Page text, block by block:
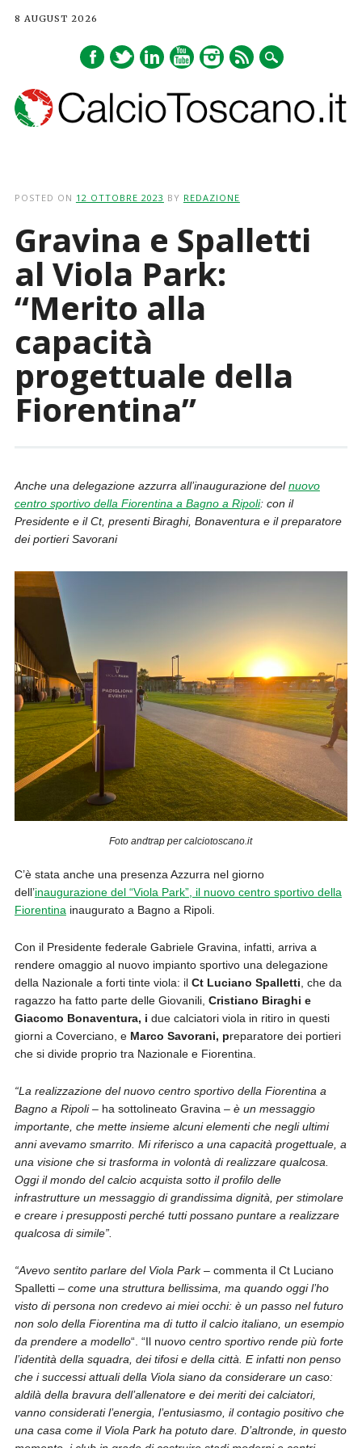
8 AUGUST 2026
POSTED ON 12 OTTOBRE 2023 BY REDAZIONE
Gravina e Spalletti
al Viola Park:
“Merito alla
capacità
progettuale della
Fiorentina”
Anche una delegazione azzurra all’inaugurazione delnuovo
centro sportivo della Fiorentina a Bagno a Ripoli: con il
Presidente e il Ct, presenti Biraghi, Bonaventura e il preparatore
dei portieri Savorani
Foto andtrap per calciotoscano.it
C’è stata anche una presenza Azzurra nel giorno
dell’inaugurazione del “Viola Park”, il nuovo centro sportivo della
Fiorentinainaugurato a Bagno a Ripoli.
Con il Presidente federale Gabriele Gravina, infatti, arriva a
rendere omaggio al nuovo impianto sportivo una delegazione
della Nazionale a forti tinte viola: il Ct Luciano Spalletti, che da
ragazzo ha fatto parte delle Giovanili, Cristiano Biraghi e
Giacomo Bonaventura, i due calciatori viola in ritiro in questi
giorni a Coverciano, e Marco Savorani, preparatore dei portieri
che si divide proprio tra Nazionale e Fiorentina.
“La realizzazione del nuovo centro sportivo della Fiorentina a
Bagno a Ripoli– ha sottolineato Gravina – è un messaggio
importante, che mette insieme alcuni elementi che negli ultimi
anni avevamo smarrito. Mi riferisco a una capacità progettuale, a
una visione che si trasforma in volontà di realizzare qualcosa.
Oggi il mondo del calcio acquista sotto il profilo delle
infrastrutture un messaggio di grandissima dignità, per stimolare
e creare i presupposti perché tutti possano puntare a realizzare
qualcosa di simile”.
“Avevo sentito parlare del Viola Park– commenta il Ct Luciano
Spalletti – come una struttura bellissima, ma quando oggi l’ho
visto di persona non credevo ai miei occhi: è un passo nel futuro
non solo della Fiorentina ma di tutto il calcio italiano, un esempio
da prendere a modello“. “Il nuovo centro sportivo rende più forte
l’identità della squadra, dei tifosi e della città. E infatti non penso
che i successi attuali della Viola siano da considerare un caso:
aldilà della bravura dell’allenatore e dei meriti dei calciatori,
vanno considerati l’energia, l’entusiasmo, il contagio positivo che
una casa come il Viola Park ha potuto dare. D’altronde, in questo